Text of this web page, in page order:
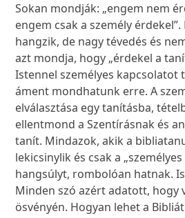
Sokan mondják: „engem nem
engem csak a személy
hangzik, de nagy tévedés és
azt mondja, hogy „érdekel a
Istennel személyes kapcsolatot
áment mondhatunk erre. A
elválasztása egy tanításba,
ellentmond a Szentírásnak és
tanít. Mindazok, akik a
lekicsinylik és csak a
hangsúlyt, rombolóan hatnak.
Minden szó azért adatott, hogy
ösvényén. Hogyan lehet a